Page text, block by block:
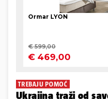
TREBAJU POMOĆ
Ukrajina traži od